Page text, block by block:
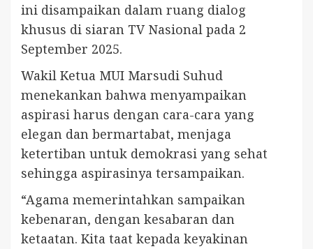
ini disampaikan dalam ruang dialog
khusus di siaran TV Nasional pada 2
September 2025.
Wakil Ketua MUI Marsudi Suhud
menekankan bahwa menyampaikan
aspirasi harus dengan cara-cara yang
elegan dan bermartabat, menjaga
ketertiban untuk demokrasi yang sehat
sehingga aspirasinya tersampaikan.
“Agama memerintahkan sampaikan
kebenaran, dengan kesabaran dan
ketaatan. Kita taat kepada keyakinan